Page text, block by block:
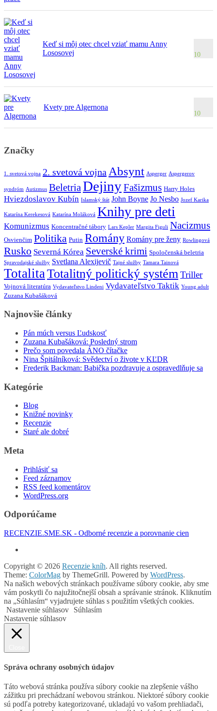
Keď si môj otec chcel vziať mamu Anny
Lososovej
10
Kvety pre Algernona
10
Značky
1. svetová vojna 2. svetová vojna Absynt Asperger Aspergerov
syndróm Autizmus BeletriaDejinyFašizmus Harry Holes
Hviezdoslavov Kubín Islamský štát John Boyne Jo Nesbo Jozef Karika
Katarína Kerekesová Katarína Moláková Knihy pre deti
Komunizmus Koncentračné tábory Lars Kepler Margita Figuli Nacizmus
Osvienčim Politika Putin Romány Romány pre ženy Rowlingová
Rusko Severná Kórea Severské krimi Spoločenská beletria
Spravodajské služby Svetlana Alexijevič Tajné služby Tamara Tainová
TotalitaTotalitný politický systémTriller
Vojnová literatúra Vydavateľstvo Lindeni Vydavateľstvo Taktik Young adult
Zuzana Kubašáková
Najnovšie články
Pán múch versus Ľudskosť
Zuzana Kubašáková: Posledný strom
Prečo som povedala ÁNO čítačke
Nina Špitálníková: Svědectví o živote v KĽDR
Frederik Backman: Babička pozdravuje a ospravedlňuje sa
Kategórie
Blog
Knižné novinky
Recenzie
Staré ale dobré
Meta
Prihlásiť sa
Feed záznamov
RSS feed komentárov
WordPress.org
Odporúčame
RECENZIE.SME.SK - Odborné recenzie a porovnanie cien
Copyright © 2026 Recenzie kníh. All rights reserved.
Theme: ColorMag by ThemeGrill. Powered by WordPress.
Na našich webových stránkach používame súbory cookie, aby sme
vám poskytli čo najužitočnejší obsah a správanie stránok. Kliknutím
na „Súhlasím“ vyjadrujete súhlas s použitím všetkých cookies.
Nastavenie súhlasov
Súhlasím
Nastavenie súhlasov
Správa ochrany osobných údajov
Táto webová stránka používa súbory cookie na zlepšenie vášho
zážitku pri prechádzaní webovou stránkou. Niektoré súbory cookie
sú podľa potreby kategorizované, ukladajú vo vašom prehliadači,